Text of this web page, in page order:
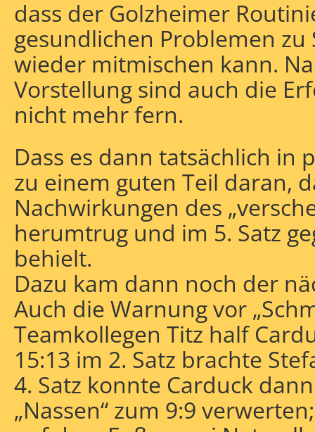
dass der Golzheimer
gesundlichen Problemen zu
wieder mitmischen kann.
Vorstellung sind auch die
nicht mehr fern.
Dass es dann tatsächlich in
zu einem guten Teil daran,
Nachwirkungen des
herumtrug und im 5. Satz
behielt.
Dazu kam dann noch der
Auch die Warnung vor
Teamkollegen Titz half
15:13 im 2. Satz brachte
4. Satz konnte Carduck
„Nassen“ zum 9:9